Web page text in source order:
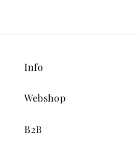
Info
Webshop
B2B